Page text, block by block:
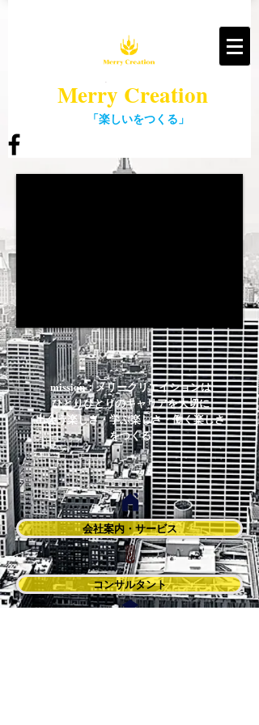
Merry Creation
「楽しいをつくる」
mission：メリークリエイションは
ひとりひとりのキャリアを大切に
出会う楽しさ・学ぶ楽しさ・働く楽しさ
をつくる
会社案内・サービス
コンサルタント